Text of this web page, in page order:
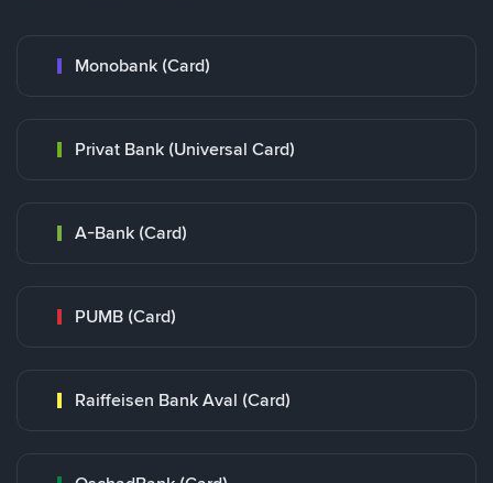
Monobank (Card)
Privat Bank (Universal Card)
A-Bank (Card)
PUMB (Card)
Raiffeisen Bank Aval (Card)